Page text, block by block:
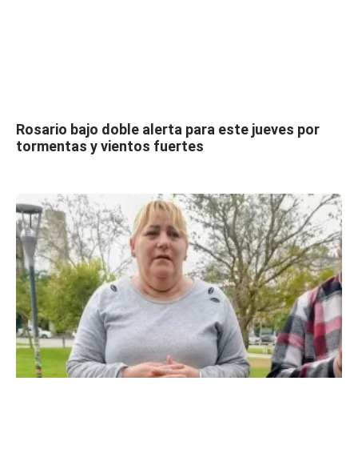
Rosario bajo doble alerta para este jueves por
tormentas y vientos fuertes